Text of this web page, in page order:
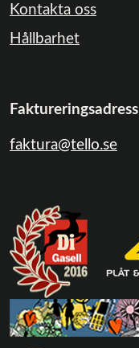
Kontakta oss
Hållbarhet
Faktureringsadress
faktura@tello.se